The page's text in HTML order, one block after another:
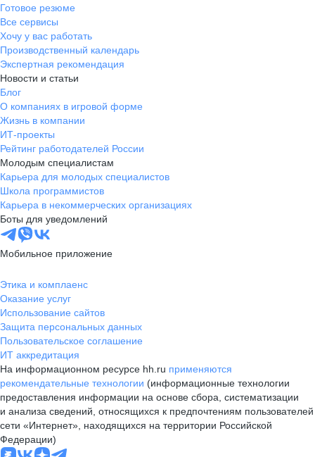
Готовое резюме
Все сервисы
Хочу у вас работать
Производственный календарь
Экспертная рекомендация
Новости и статьи
Блог
О компаниях в игровой форме
Жизнь в компании
ИТ-проекты
Рейтинг работодателей России
Молодым специалистам
Карьера для молодых специалистов
Школа программистов
Карьера в некоммерческих организациях
Боты для уведомлений
Мобильное приложение
Этика и комплаенс
Оказание услуг
Использование сайтов
Защита персональных данных
Пользовательское соглашение
ИТ аккредитация
На информационном ресурсе hh.ru применяются
рекомендательные технологии (информационные технологии
предоставления информации на основе сбора, систематизации
и анализа сведений, относящихся к предпочтениям пользователей
сети «Интернет», находящихся на территории Российской
Федерации)